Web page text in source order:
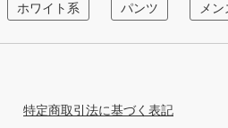
ホワイト系 パンツ メン
特定商取引法に基づく表記